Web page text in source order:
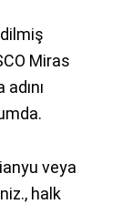
Miras
adını
veya
halk